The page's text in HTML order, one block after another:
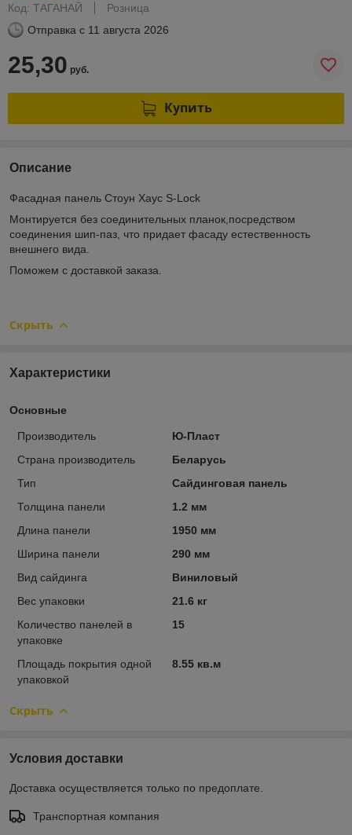
Код: ТАГАНАЙ
Розница
Отправка с 11 августа 2026
25,30 руб.
Купить
Описание
Фасадная панель Стоун Хаус S-Lock
Монтируется без соединительных планок,посредством
соединения шип-паз, что придает фасаду естественность
внешнего вида.
Поможем с доставкой заказа.
Скрыть
Характеристики
Основные
Производитель
Ю-Пласт
Страна производитель
Беларусь
Тип
Сайдинговая панель
Толщина панели
1.2 мм
Длина панели
1950 мм
Ширина панели
290 мм
Вид сайдинга
Виниловый
Вес упаковки
21.6 кг
Количество панелей в
упаковке
15
Площадь покрытия одной
упаковкой
8.55 кв.м
Скрыть
Условия доставки
Доставка осуществляется только по предоплате.
Транспортная компания